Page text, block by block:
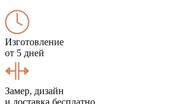
Изготовление
от 5 дней
Замер, дизайн
и доставка бесплатно